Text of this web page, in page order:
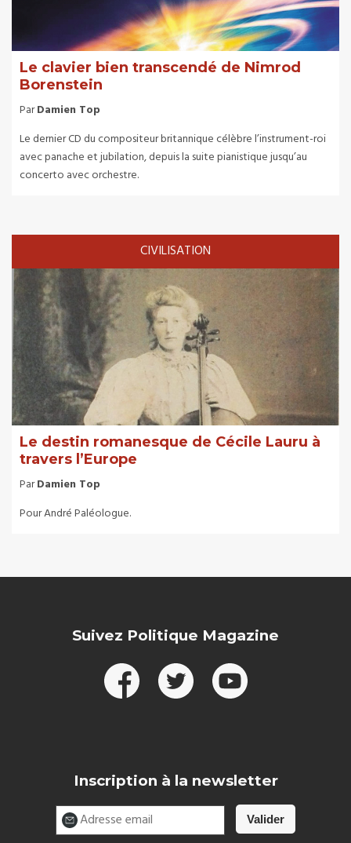
Le clavier bien transcendé de Nimrod
Borenstein
ParDamien Top
Le dernier CD du compositeur britannique célèbre l’instrument-roi
avec panache et jubilation, depuis la suite pianistique jusqu’au
concerto avec orchestre.
CIVILISATION
Le destin romanesque de Cécile Lauru à
travers l’Europe
ParDamien Top
Pour André Paléologue.
Suivez Politique Magazine
Inscription à la newsletter